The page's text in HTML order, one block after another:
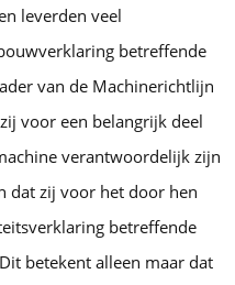
leverden veel
betreffende
van de Machinerichtlijn
voor een belangrijk deel
verantwoordelijk zijn
dat zij voor het door hen
betreffende
betekent alleen maar dat